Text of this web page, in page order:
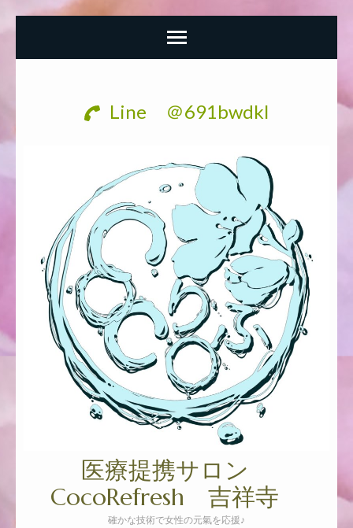
ン
(Enter
押
Line ＠691bwdkl
医療提携サロン
CocoRefresh 吉祥寺
確かな技術で女性の元氣を応援♪